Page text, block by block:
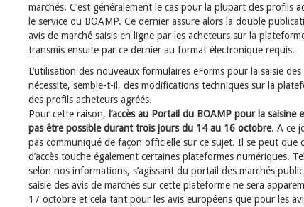
marchés. C’est généralement le cas pour la plupart des profils
le service du BOAMP. Ce dernier assure alors la double
avis de marché saisis en ligne par les acheteurs sur la
transmis ensuite par ce dernier au format électronique requis.
L’utilisation des nouveaux formulaires eForms pour la saisie
nécessite, semble-t-il, des modifications techniques sur la
des profils acheteurs agréés.
Pour cette raison, l’accès au Portail du BOAMP pour la saisine
pas être possible durant trois jours du 14 au 16 octobre. A ce
pas communiqué de façon officielle sur ce sujet. Il se peut que
d’accès touche également certaines plateformes numériques.
selon nos informations, s’agissant du portail des marchés
saisie des avis de marchés sur cette plateforme ne sera
17 octobre et cela tant pour les avis européens que pour les